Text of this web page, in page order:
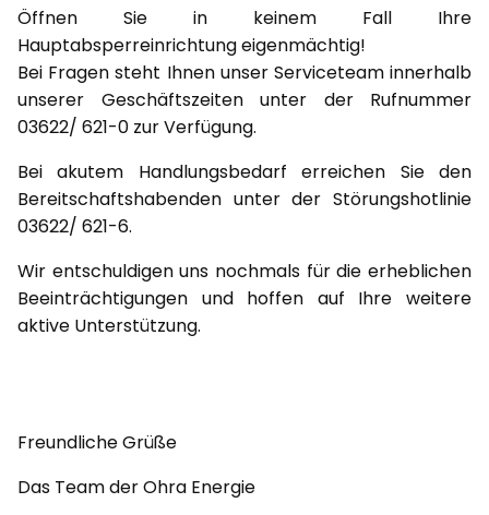
Öffnen Sie in keinem Fall Ihre
Hauptabsperreinrichtung eigenmächtig!
Bei Fragen steht Ihnen unser Serviceteam innerhalb
unserer Geschäftszeiten unter der Rufnummer
03622/ 621-0 zur Verfügung.
Bei akutem Handlungsbedarf erreichen Sie den
Bereitschaftshabenden unter der Störungshotlinie
03622/ 621-6.
Wir entschuldigen uns nochmals für die erheblichen
Beeinträchtigungen und hoffen auf Ihre weitere
aktive Unterstützung.
Freundliche Grüße
Das Team der Ohra Energie